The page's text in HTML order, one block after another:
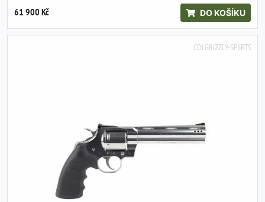
61 900 Kč DO KOŠÍKU
COLGRIZZLY-SP6RTS